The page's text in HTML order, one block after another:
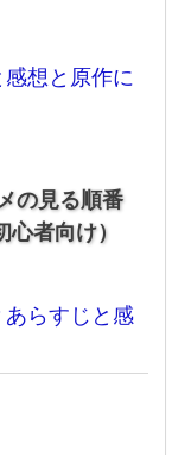
想と原作に
の見る順番
者向け）
らすじと感